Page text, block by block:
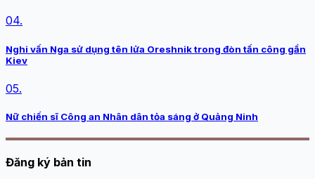
04.
Nghi vấn Nga sử dụng tên lửa Oreshnik trong đòn tấn công gần
Kiev
05.
Nữ chiến sĩ Công an Nhân dân tỏa sáng ở Quảng Ninh
Đăng ký bản tin